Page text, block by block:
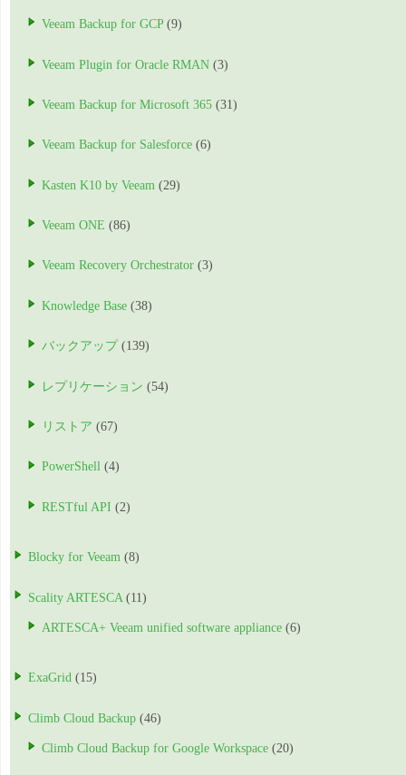
Veeam Backup for GCP(9)
Veeam Plugin for Oracle RMAN (3)
Veeam Backup for Microsoft 365 (31)
Veeam Backup for Salesforce (6)
Kasten K10 by Veeam (29)
Veeam ONE (86)
Veeam Recovery Orchestrator (3)
Knowledge Base (38)
バックアップ (139)
レプリケーション (54)
リストア (67)
PowerShell (4)
RESTful API (2)
Blocky for Veeam (8)
Scality ARTESCA (11)
ARTESCA+ Veeam unified software appliance (6)
ExaGrid (15)
Climb Cloud Backup (46)
Climb Cloud Backup for Google Workspace (20)